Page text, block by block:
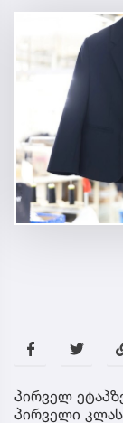
პირველ
პირველი